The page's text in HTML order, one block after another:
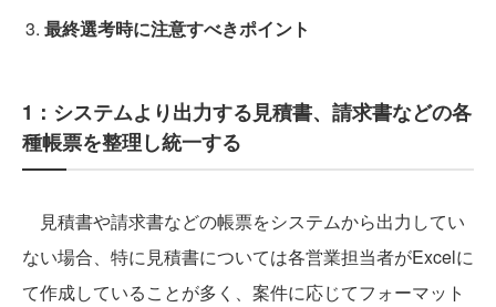
最終選考時に注意すべきポイント
1：システムより出力する見積書、請求書などの各
種帳票を整理し統一する
見積書や請求書などの帳票をシステムから出力してい
ない場合、特に見積書については各営業担当者がExcelに
て作成していることが多く、案件に応じてフォーマット